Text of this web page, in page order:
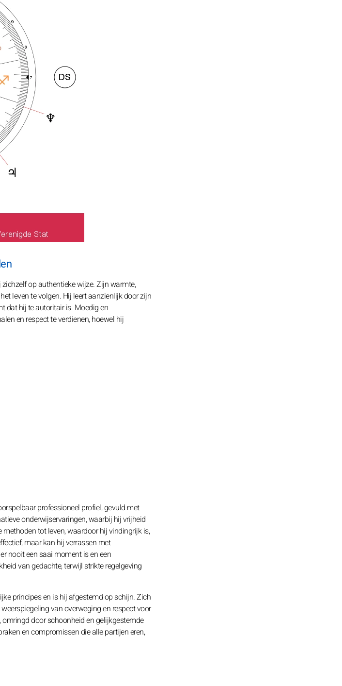
op authentieke wijze. Zijn warmte,
leven te volgen. Hij leert aanzienlijk door zijn
dat hij te autoritair is. Moedig en
en respect te verdienen, hoewel hij
professioneel profiel, gevuld met
onderwijservaringen, waarbij hij vrijheid
tot leven, waardoor hij vindingrijk is,
maar kan hij verrassen met
nooit een saai moment is en een
van gedachte, terwijl strikte regelgeving
principes en is hij afgestemd op schijn. Zich
van overweging en respect voor
door schoonheid en gelijkgestemde
en compromissen die alle partijen eren,